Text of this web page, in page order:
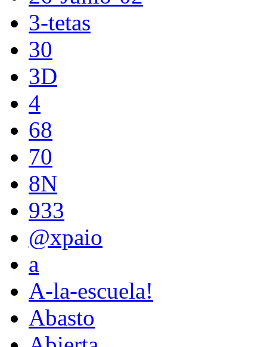
3-tetas
30
3D
4
68
70
8N
933
@xpaio
a
A-la-escuela!
Abasto